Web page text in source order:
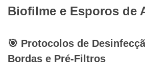
Biofilme e Esporos de
🎯 Protocolos de
Bordas e Pré-Filtros